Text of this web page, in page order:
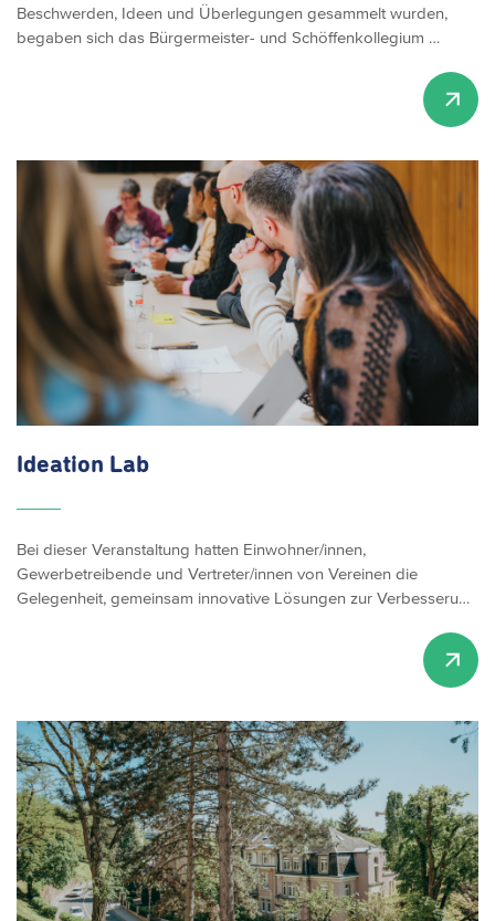
Beschwerden, Ideen und Überlegungen gesammelt wurden,
begaben sich das Bürgermeister- und Schöffenkollegium …
Ideation Lab
Bei dieser Veranstaltung hatten Einwohner/innen,
Gewerbetreibende und Vertreter/innen von Vereinen die
Gelegenheit, gemeinsam innovative Lösungen zur Verbesseru…